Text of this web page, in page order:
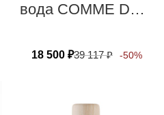
вода COMME DES
WONDEROUD
18 500 ₽39 117₽ -50%